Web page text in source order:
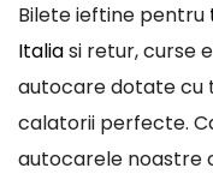
Bilete ieftine pentru
Italiasi retur, curse
autocare dotate cu
calatorii perfecte.
autocarele noastre